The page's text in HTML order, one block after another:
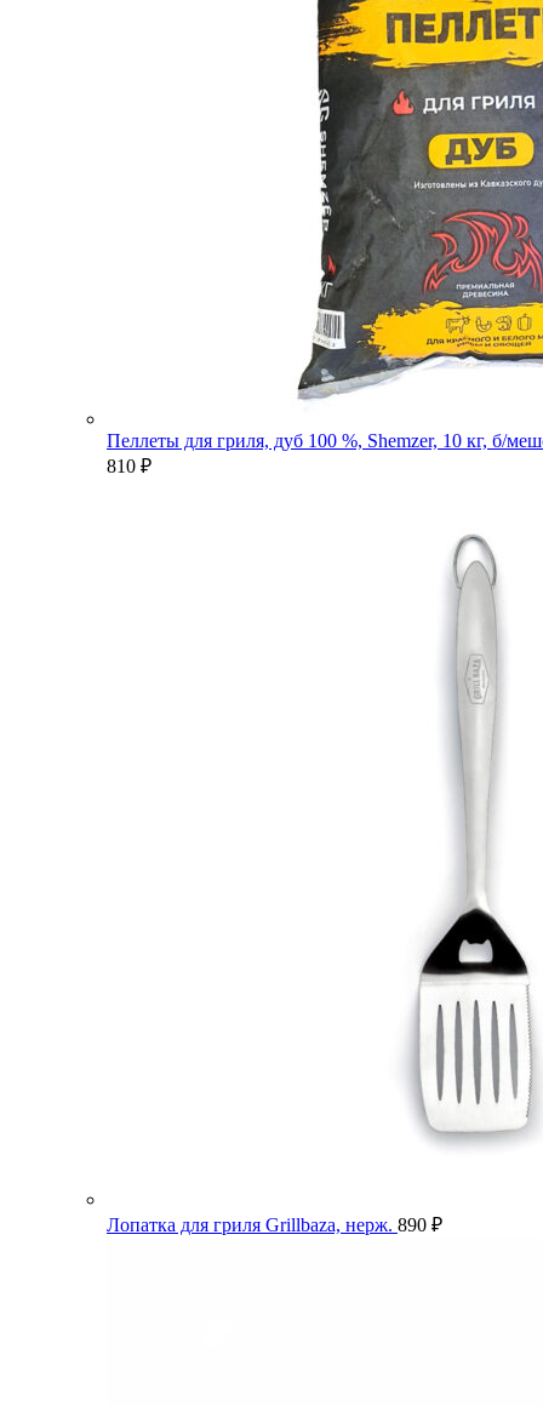
Пеллеты для гриля, дуб 100 %, Shemzer, 10 кг, б/
810 ₽
Лопатка для гриля Grillbaza, нерж. 890 ₽